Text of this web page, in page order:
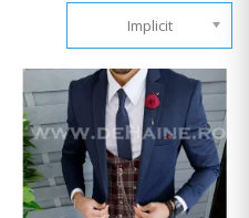
Implicit